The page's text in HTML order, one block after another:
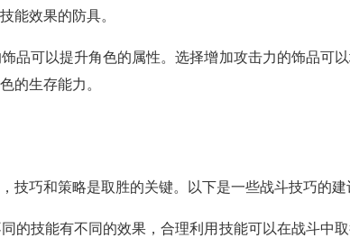
能效果的防具。
品可以提升角色的属性。选择增加攻击力的饰品可
的生存能力。
技巧和策略是取胜的关键。以下是一些战斗技巧的建
的技能有不同的效果，合理利用技能可以在战斗中